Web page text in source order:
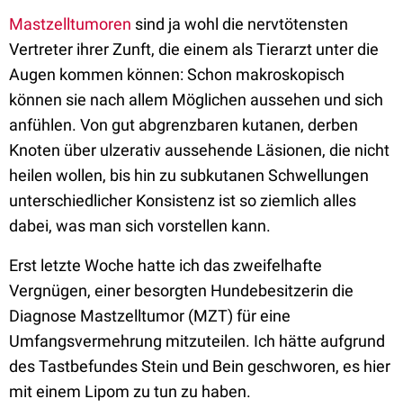
Mastzelltumoren sind ja wohl die nervtötensten
Vertreter ihrer Zunft, die einem als Tierarzt unter die
Augen kommen können: Schon makroskopisch
können sie nach allem Möglichen aussehen und sich
anfühlen. Von gut abgrenzbaren kutanen, derben
Knoten über ulzerativ aussehende Läsionen, die nicht
heilen wollen, bis hin zu subkutanen Schwellungen
unterschiedlicher Konsistenz ist so ziemlich alles
dabei, was man sich vorstellen kann.
Erst letzte Woche hatte ich das zweifelhafte
Vergnügen, einer besorgten Hundebesitzerin die
Diagnose Mastzelltumor (MZT) für eine
Umfangsvermehrung mitzuteilen. Ich hätte aufgrund
des Tastbefundes Stein und Bein geschworen, es hier
mit einem Lipom zu tun zu haben.